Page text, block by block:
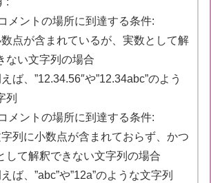
に来るのはstrがどのような文字列の場合か？
メントの場所に到達する条件:
点が含まれているが、実数として解
ない文字列の場合
ば、”12.34.56″や”12.34abc”のよう
列
メントの場所に到達する条件:
列に小数点が含まれておらず、かつ
して解釈できない文字列の場合
ば、”abc”や”12a”のような文字列